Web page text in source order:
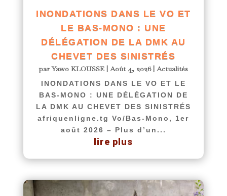
INONDATIONS DANS LE VO ET
LE BAS-MONO : UNE
DÉLÉGATION DE LA DMK AU
CHEVET DES SINISTRÉS
parYawo KLOUSSE |Août 4, 2026|Actualités
INONDATIONS DANS LE VO ET LE
BAS-MONO : UNE DÉLÉGATION DE
LA DMK AU CHEVET DES SINISTRÉS
afriquenligne.tg Vo/Bas-Mono, 1er
août 2026 – Plus d’un...
lire plus